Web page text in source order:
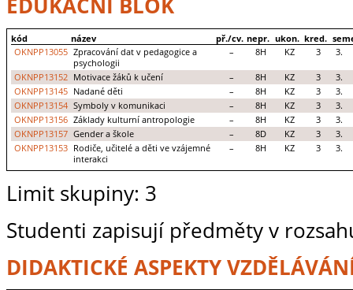
kód název př./cv. nepr. ukon. kred.
OKNPP13055 Zpracování dat v pedagogice a
psychologii
– 8H KZ 3 3.
OKNPP13152 Motivace žáků k učení – 8H KZ 3
3.
OKNPP13145 Nadané děti – 8H KZ 3
3.
OKNPP13154 Symboly v komunikaci – 8H KZ 3
3.
OKNPP13156 Základy kulturní antropologie – 8H KZ 3
3.
OKNPP13157 Gender a škole – 8D KZ 3
3.
OKNPP13153 Rodiče, učitelé a děti ve vzájemné
interakci
– 8H KZ 3 3.
Limit skupiny: 3
Studenti zapisují předměty v
DIDAKTICKÉ ASPEKTY